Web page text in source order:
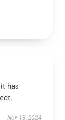
has
Nov 13, 2024